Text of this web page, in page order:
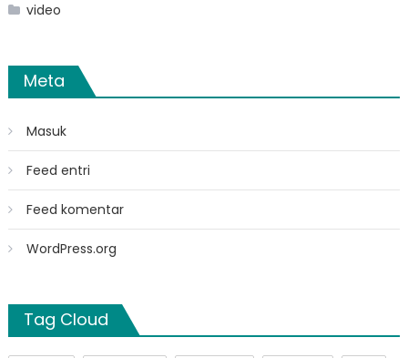
video
Meta
Masuk
Feed entri
Feed komentar
WordPress.org
Tag Cloud